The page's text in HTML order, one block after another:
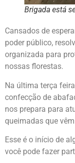
Brigada está
Cansados de
poder público,
organizada para
nossas florestas.
Na última terça
confecção de
nos prepara para
queimadas que
Esse é o início de
você pode fazer